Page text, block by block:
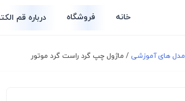
خانه فروشگاه درباره قم
مدل های آموزشی / ماژول چپ گرد راست گرد موتور